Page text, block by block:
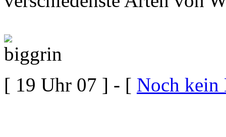
[ 19 Uhr 07 ] - [ Noch kein